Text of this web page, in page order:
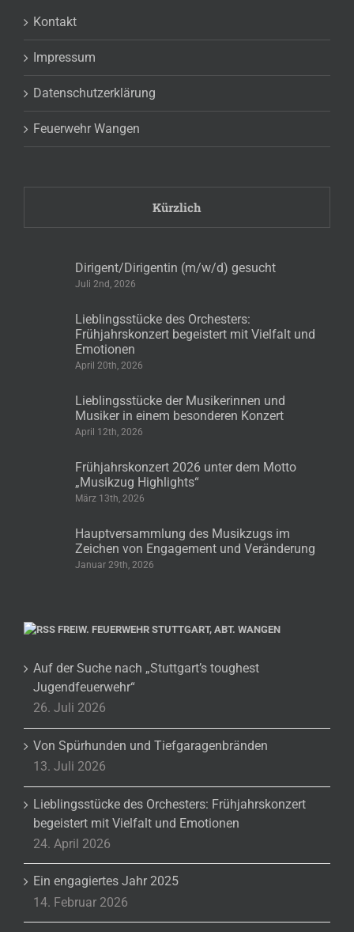
Kontakt
Impressum
Datenschutzerklärung
Feuerwehr Wangen
Kürzlich
Dirigent/Dirigentin (m/w/d) gesucht
Juli 2nd, 2026
Lieblingsstücke des Orchesters:
Frühjahrskonzert begeistert mit Vielfalt und
Emotionen
April 20th, 2026
Lieblingsstücke der Musikerinnen und
Musiker in einem besonderen Konzert
April 12th, 2026
Frühjahrskonzert 2026 unter dem Motto
„Musikzug Highlights“
März 13th, 2026
Hauptversammlung des Musikzugs im
Zeichen von Engagement und Veränderung
Januar 29th, 2026
FREIW. FEUERWEHR STUTTGART, ABT. WANGEN
Auf der Suche nach „Stuttgart’s toughest
Jugendfeuerwehr“
26. Juli 2026
Von Spürhunden und Tiefgaragenbränden
13. Juli 2026
Lieblingsstücke des Orchesters: Frühjahrskonzert
begeistert mit Vielfalt und Emotionen
24. April 2026
Ein engagiertes Jahr 2025
14. Februar 2026